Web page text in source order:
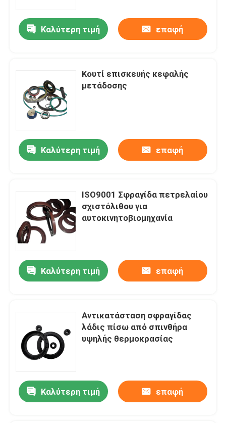
Καλύτερη τιμή επαφή
Κουτί επισκευής κεφαλής
μετάδοσης
Καλύτερη τιμή επαφή
ISO9001 Σφραγίδα πετρελαίου
σχιστόλιθου για
αυτοκινητοβιομηχανία
Καλύτερη τιμή επαφή
Αντικατάσταση σφραγίδας
λάδις πίσω από σπινθήρα
υψηλής θερμοκρασίας
Καλύτερη τιμή επαφή